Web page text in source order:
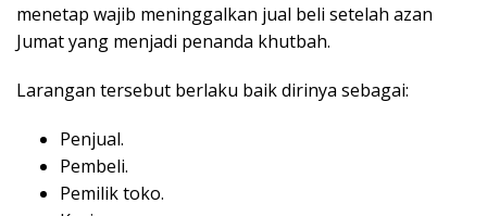
menetap wajib meninggalkan jual beli setelah azan
Jumat yang menjadi penanda khutbah.
Larangan tersebut berlaku baik dirinya sebagai:
Penjual.
Pembeli.
Pemilik toko.